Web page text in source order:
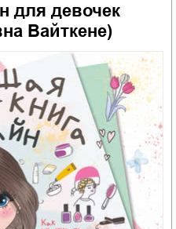
для девочек
Вайткене)